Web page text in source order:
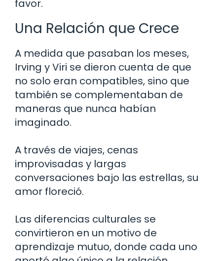
favor.
Una Relación que Crece
A medida que pasaban los meses,
Irving y Viri se dieron cuenta de que
no solo eran compatibles, sino que
también se complementaban de
maneras que nunca habían
imaginado.
A través de viajes, cenas
improvisadas y largas
conversaciones bajo las estrellas, su
amor floreció.
Las diferencias culturales se
convirtieron en un motivo de
aprendizaje mutuo, donde cada uno